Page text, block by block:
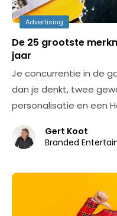
Advertising
De 25 grootste
jaar
Je concurrentie in de
dan je denkt, twee
personalisatie en een
Gert Koot
Branded